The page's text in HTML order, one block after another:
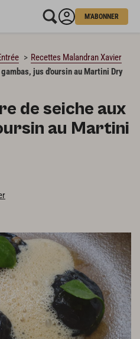
M'ABONNER
Recettes Malandran Xavier
jus d'oursin au Martini Dry
de seiche aux
au Martini